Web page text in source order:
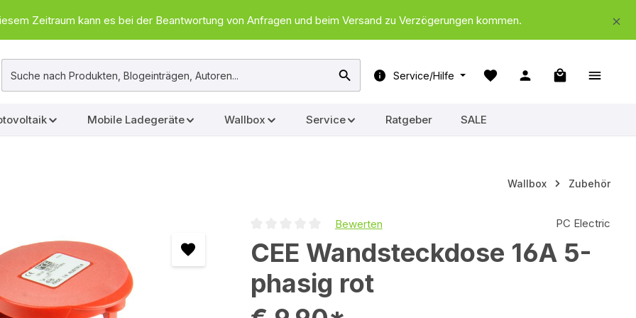
Zeitraum kann es bei der Beantwortung von Anfragen und beim Versand zu Verzögerungen kommen.
Service/Hilfe
Warenkorb
Mobile Ladegeräte Wallbox Service Ratgeber SALE
Wallbox Zubehör
Bewerten PC Electric
CEE Wandsteckdose 16A 5-
phasig rot